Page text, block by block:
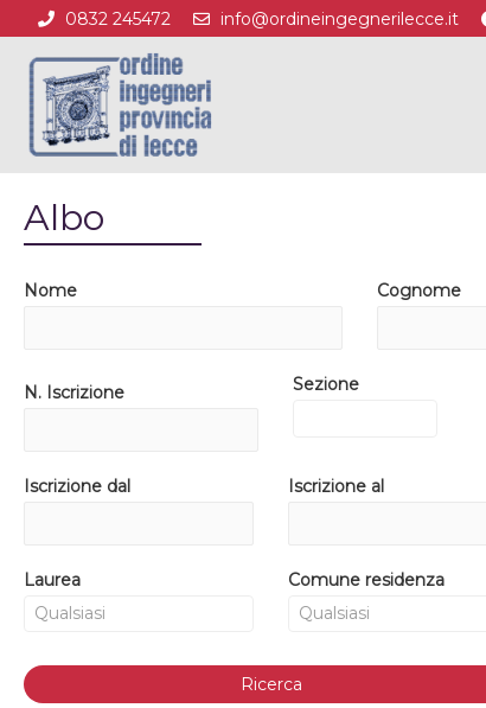
0832 245472 info@ordineingegnerilecce.it
Albo
Nome Cognome
N. Iscrizione Sezione
Iscrizione dal Iscrizione al
Laurea Comune residenza
Ricerca